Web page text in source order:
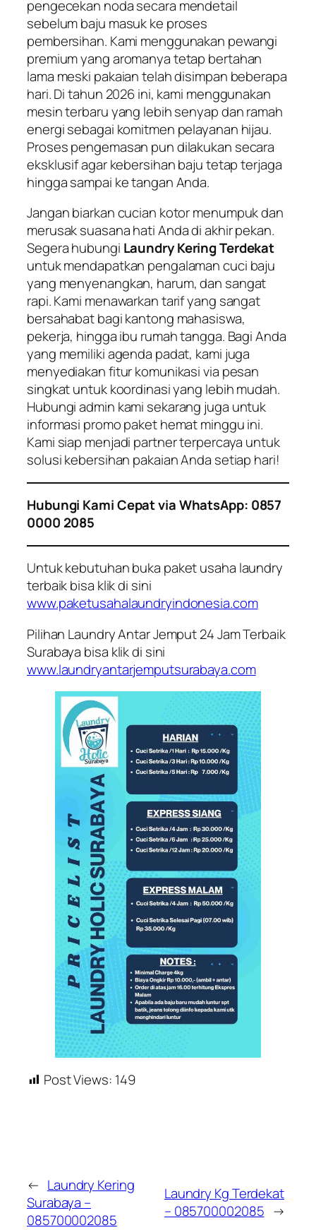
pengecekan noda secara mendetail
sebelum baju masuk ke proses
pembersihan. Kami menggunakan pewangi
premium yang aromanya tetap bertahan
lama meski pakaian telah disimpan beberapa
hari. Di tahun 2026 ini, kami menggunakan
mesin terbaru yang lebih senyap dan ramah
energi sebagai komitmen pelayanan hijau.
Proses pengemasan pun dilakukan secara
eksklusif agar kebersihan baju tetap terjaga
hingga sampai ke tangan Anda.
Jangan biarkan cucian kotor menumpuk dan
merusak suasana hati Anda di akhir pekan.
Segera hubungi Laundry Kering Terdekat
untuk mendapatkan pengalaman cuci baju
yang menyenangkan, harum, dan sangat
rapi. Kami menawarkan tarif yang sangat
bersahabat bagi kantong mahasiswa,
pekerja, hingga ibu rumah tangga. Bagi Anda
yang memiliki agenda padat, kami juga
menyediakan fitur komunikasi via pesan
singkat untuk koordinasi yang lebih mudah.
Hubungi admin kami sekarang juga untuk
informasi promo paket hemat minggu ini.
Kami siap menjadi partner terpercaya untuk
solusi kebersihan pakaian Anda setiap hari!
Hubungi Kami Cepat via WhatsApp: 0857
0000 2085
Untuk kebutuhan buka paket usaha laundry
terbaik bisa klik di sini
www.paketusahalaundryindonesia.com
Pilihan Laundry Antar Jemput 24 Jam Terbaik
Surabaya bisa klik di sini
www.laundryantarjemputsurabaya.com
Post Views: 149
← Laundry Kering
Surabaya –
085700002085
Laundry Kg Terdekat
– 085700002085 →